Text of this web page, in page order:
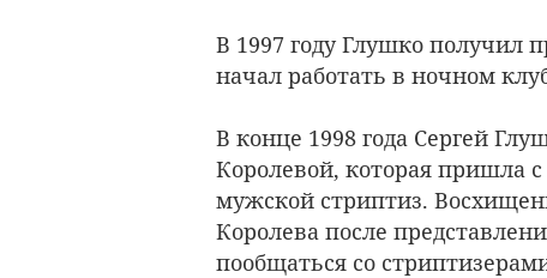
В 1997 году Глушко получил
начал работать в ночном
В конце 1998 года Сергей
Королевой, которая пришла
мужской стриптиз.
Королева после
пообщаться со